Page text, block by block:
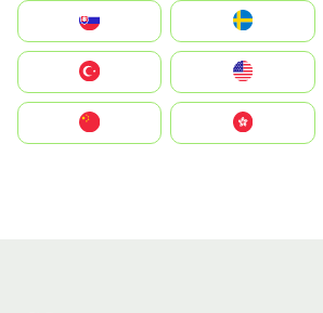
United States
中國香港特別行政區